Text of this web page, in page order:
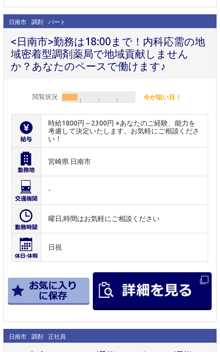
日南市 調剤 パート
<日南市>勤務は18:00まで！内科応需の地
域密着型調剤薬局で地域貢献しません
か？あなたのペースで働けます♪
閲覧状況 今が狙い目！
時給1800円～2300円 ※あなたのご経験、能力を
考慮して決定いたします。お気軽にご相談くださ
い！
宮崎県 日南市
-
曜日,時間はお気軽にご相談ください
日祝
日南市 調剤 正社員